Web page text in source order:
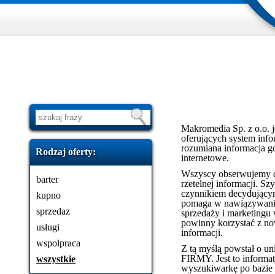
Rodzaj oferty:
barter
kupno
sprzedaz
usługi
wspolpraca
wszystkie
Makromedia Sp. z o.o.
oferujących system
rozumiana informacja
internetowe.
Wszyscy obserwujemy
rzetelnej informacji.
czynnikiem
pomaga w
sprzedaży i
powinny korzystać z
informacji.
Z tą myślą powstał o
FIRMY. Jest to
wyszukiwarkę po bazie